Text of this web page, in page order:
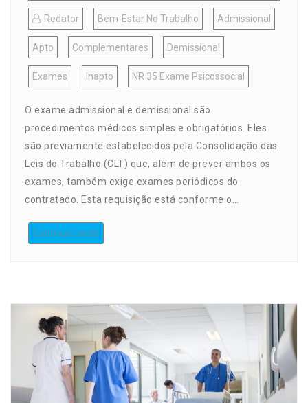
Redator Bem-Estar No Trabalho Admissional
Apto Complementares Demissional
Exames Inapto NR 35 Exame Psicossocial
O exame admissional e demissional são
procedimentos médicos simples e obrigatórios. Eles
são previamente estabelecidos pela Consolidação das
Leis do Trabalho (CLT) que, além de prever ambos os
exames, também exige exames periódicos do
contratado. Esta requisição está conforme o…
Continue Lendo